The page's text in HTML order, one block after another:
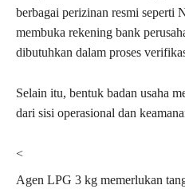
berbagai perizinan resmi seperti
membuka rekening bank
dibutuhkan dalam proses
Selain itu, bentuk badan usaha
dari sisi operasional dan
<
Agen LPG 3 kg memerlukan